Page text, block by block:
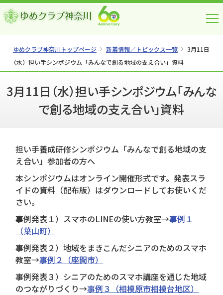
ゆめクラブ神奈川トップページ 新着情報／トピックス一覧
3月11日
（水）担い手シンポジウム「みんなで創る地域の支え合い」資料
3月11日（水）担い手シンポジウム「みんな
で創る地域の支え合い」資料
担い手養成研修シンポジウム「みんなで創る地域の支
え合い」参加者の方へ
本シンポジウムはオンライン開催形式です。発表スラ
イドの資料（配布版）はダウンロードしてお使いくだ
さい。
事例発表１）スマホのLINEの使い方教室→事例１
（葉山町）
事例発表２）地域をまきこんだシニアのためのスマホ
教室→事例２（座間市）
事例発表３）シニアのためのスマホ講座を通じた地域
のつながりづくり→事例３（相模原市相模台地区）